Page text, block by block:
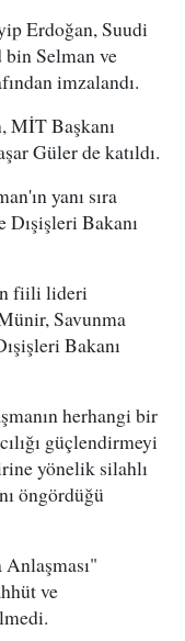
Erdoğan, Suudi
Selman ve
imzalandı.
MİT Başkanı
Güler de katıldı.
yanı sıra
Dışişleri Bakanı
fiili lideri
Savunma
Bakanı
herhangi bir
güçlendirmeyi
yönelik silahlı
öngördüğü
ve